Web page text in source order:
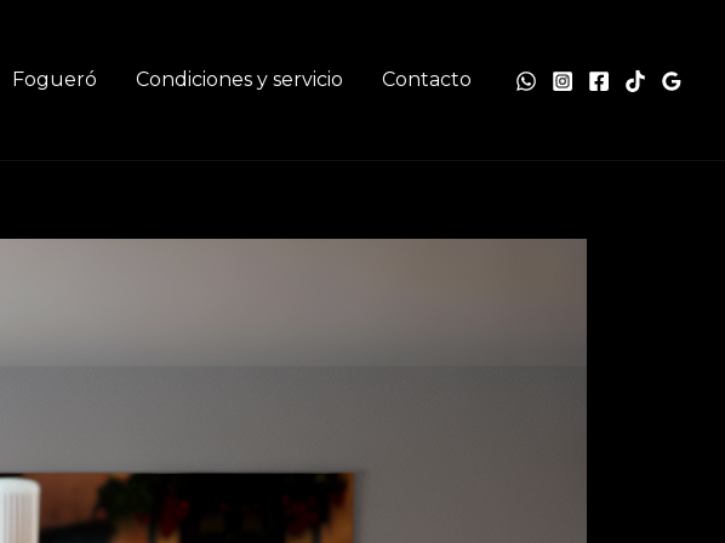
Fogueró Condiciones y servicio Contacto